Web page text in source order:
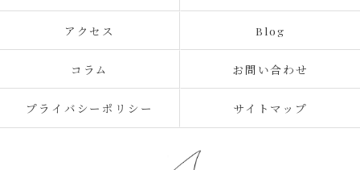
アクセス Blog
コラム お問い合わせ
プライバシーポリシー サイトマップ